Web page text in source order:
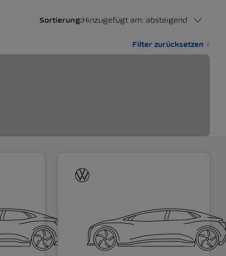
Sortierung:Hinzugefügt am: absteigend
Filter zurücksetzen